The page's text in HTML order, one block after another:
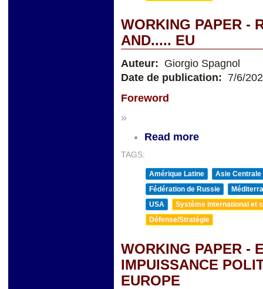
WORKING PAPER -
AND..... EU
Auteur: Giorgio Spagnol
Date de publication: 7/6/
Foreword
»
Read more
TAGS:
Amérique Latine
Asie Centrale
Fédération de Russie
USA
Système international et
Défense/Stratégie
WORKING PAPER -
IMPUISSANCE
EUROPE